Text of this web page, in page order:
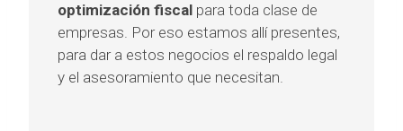
optimización fiscal para toda clase de
empresas. Por eso estamos allí presentes,
para dar a estos negocios el respaldo legal
y el asesoramiento que necesitan.